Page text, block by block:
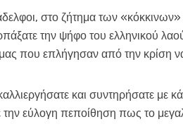
στο ζήτημα των
την ψήφο του ελληνικού
που επλήγησαν από την κρίση
και συντηρήσατε
εύλογη πεποίθηση πως το